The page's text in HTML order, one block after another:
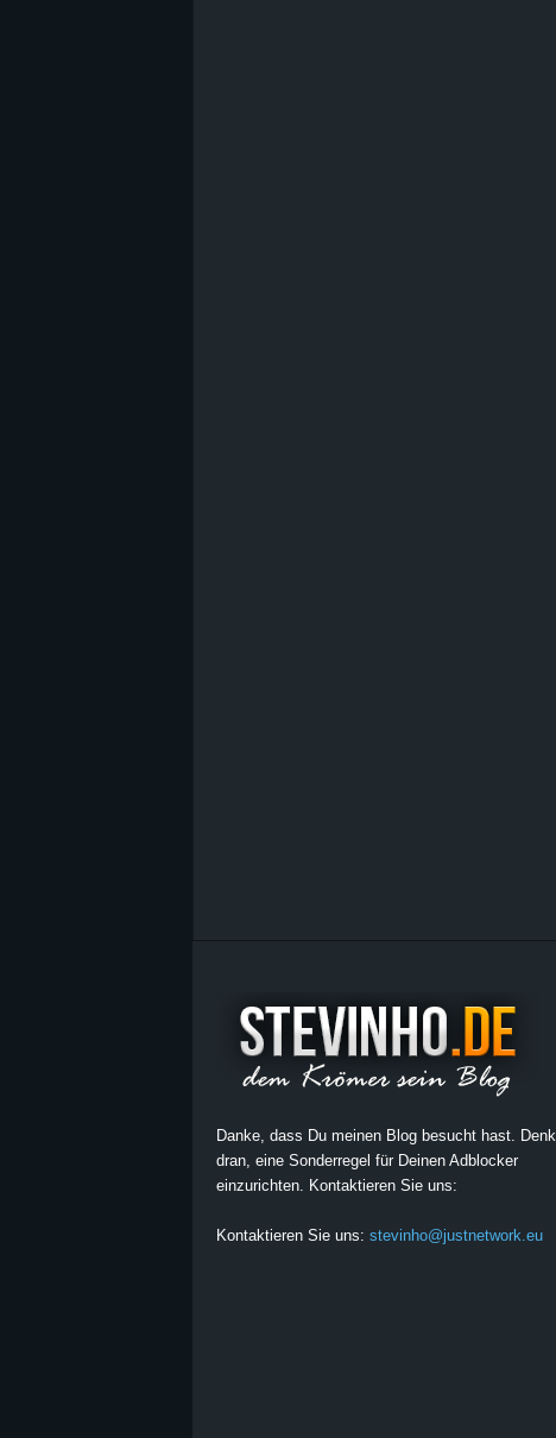
Danke, dass Du meinen Blog besucht hast. Denk
dran, eine Sonderregel für Deinen Adblocker
einzurichten. Kontaktieren Sie uns:
Kontaktieren Sie uns: stevinho@justnetwork.eu